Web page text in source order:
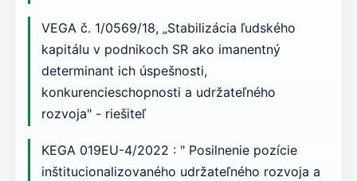
VEGA č. 1/0569/18, „Stabilizácia ľudského
kapitálu v podnikoch SR ako imanentný
determinant ich úspešnosti,
konkurencieschopnosti a udržateľného
rozvoja" - riešiteľ
KEGA 019EU-4/2022 : " Posilnenie pozície
inštitucionalizovaného udržateľného rozvoja a